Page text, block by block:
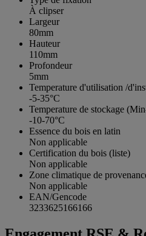
À clipser
Largeur
80mm
Hauteur
110mm
Profondeur
5mm
Temperature d'utilisation /
-5-35°C
Temperature de stockage
-10-70°C
Essence du bois en latin
Non applicable
Certification du bois (liste)
Non applicable
Zone climatique de
Non applicable
EAN/Gencode
3233625166166